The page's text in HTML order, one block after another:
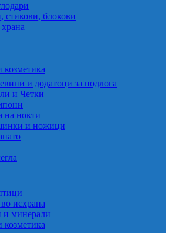
стикови, блокови
и додатоци за подлога
и Четки
на нокти
и ножици
исхрана
минерали